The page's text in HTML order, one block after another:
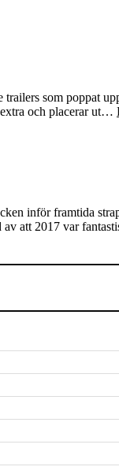
som poppat
och placerar ut…
inför framtida
av att 2017 var